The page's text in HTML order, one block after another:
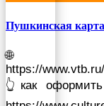
Пушкинская карта
🌐 https://
https://
👆как